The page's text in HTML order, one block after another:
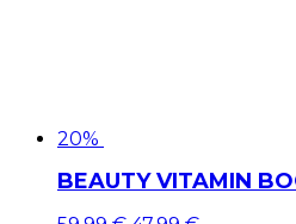
20%
BEAUTY VITAMIN